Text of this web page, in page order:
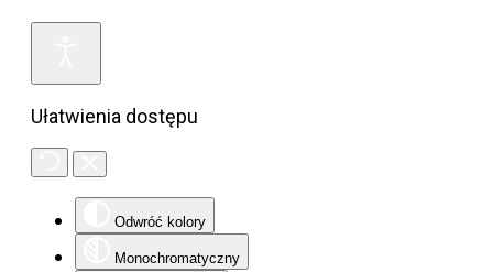
Ułatwienia dostępu
Odwróć kolory
Monochromatyczny